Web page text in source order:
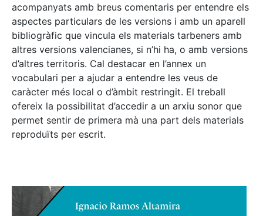
acompanyats amb breus comentaris per entendre els
aspectes particulars de les versions i amb un aparell
bibliogràfic que vincula els materials tarbeners amb
altres versions valencianes, si n’hi ha, o amb versions
d’altres territoris. Cal destacar en l’annex un
vocabulari per a ajudar a entendre les veus de
caràcter més local o d’àmbit restringit. El treball
ofereix la possibilitat d’accedir a un arxiu sonor que
permet sentir de primera mà una part dels materials
reproduïts per escrit.